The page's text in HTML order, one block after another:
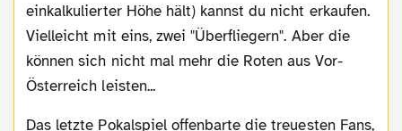
einkalkulierter Höhe hält) kannst du nicht erkaufen.
Vielleicht mit eins, zwei "Überfliegern". Aber die
können sich nicht mal mehr die Roten aus Vor-
Österreich leisten...
Das letzte Pokalspiel offenbarte die treuesten Fans,